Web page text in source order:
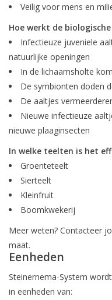
Veilig voor mens en
Hoe werkt de
Infectieuze juveniele
natuurlijke openingen
In de lichaamsholte
De symbionten doden
De aaltjes
Nieuwe infectieuze
nieuwe plaaginsecten
In welke teelten is het
Groenteteelt
Sierteelt
Kleinfruit
Boomkwekerij
Meer weten? Contacteer
maat.
Eenheden
Steinernema-System
in eenheden van: